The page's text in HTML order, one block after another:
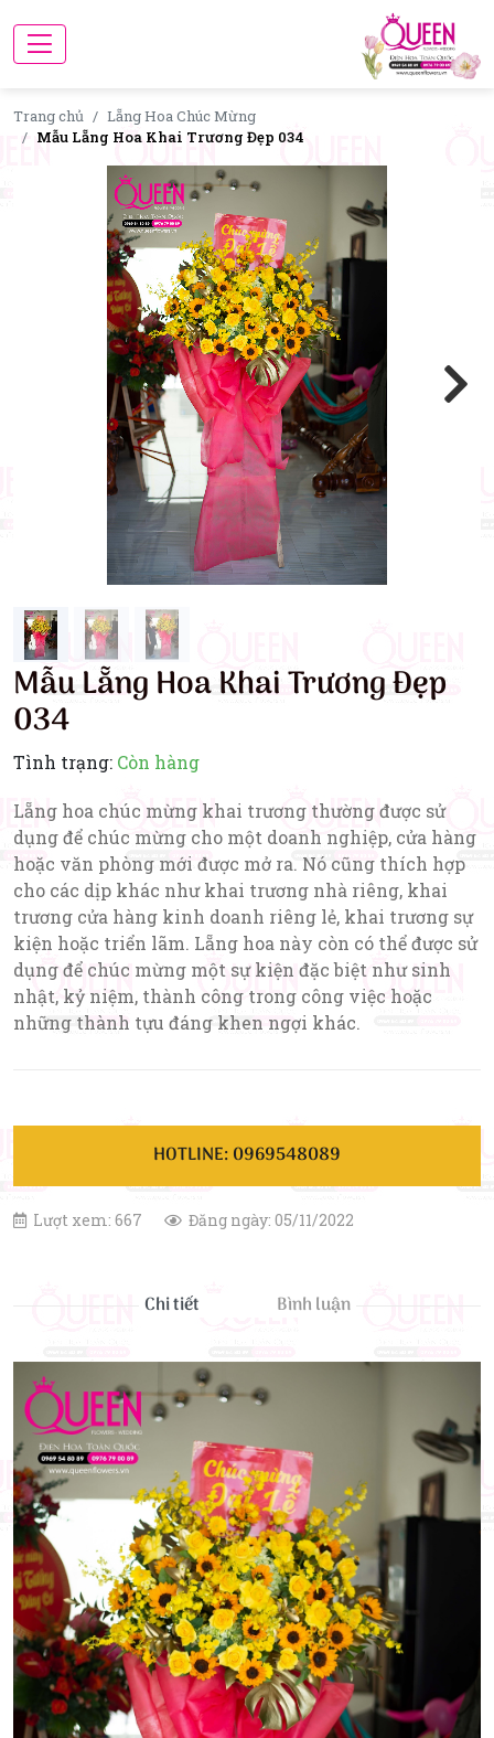
Trang chủ
Lẵng Hoa Chúc Mừng
Mẫu Lẵng Hoa Khai Trương Đẹp 034
Mẫu Lẵng Hoa Khai Trương Đẹp
034
Tình trạng: Còn hàng
Lẵng hoa chúc mừng khai trương thường được sử
dụng để chúc mừng cho một doanh nghiệp, cửa hàng
hoặc văn phòng mới được mở ra. Nó cũng thích hợp
cho các dịp khác như khai trương nhà riêng, khai
trương cửa hàng kinh doanh riêng lẻ, khai trương sự
kiện hoặc triển lãm. Lẵng hoa này còn có thể được sử
dụng để chúc mừng một sự kiện đặc biệt như sinh
nhật, kỷ niệm, thành công trong công việc hoặc
những thành tựu đáng khen ngợi khác.
HOTLINE: 0969548089
Lượt xem: 667 Đăng ngày: 05/11/2022
Chi tiết Bình luận